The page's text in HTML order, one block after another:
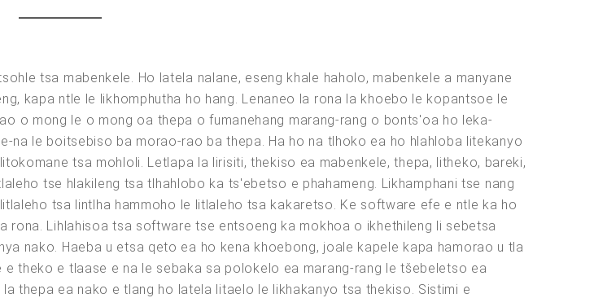
tsa mabenkele. Ho latela nalane, eseng khale haholo, mabenkele a manyane
kapa ntle le likhomphutha ho hang. Lenaneo la rona la khoebo le kopantsoe le
o mong le o mong oa thepa o fumanehang marang-rang o bonts'oa ho leka-
na le boitsebiso ba morao-rao ba thepa. Ha ho na tlhoko ea ho hlahloba litekanyo
tsa mohloli. Letlapa la lirisiti, thekiso ea mabenkele, thepa, litheko, bareki,
tse hlakileng tsa tlhahlobo ka ts'ebetso e phahameng. Likhamphani tse nang
tsa lintlha hammoho le litlaleho tsa kakaretso. Ke software efe e ntle ka ho
Lihlahisoa tsa software tse entsoeng ka mokhoa o ikhethileng li sebetsa
nako. Haeba u etsa qeto ea ho kena khoebong, joale kapele kapa hamorao u tla
theko e tlaase e na le sebaka sa polokelo ea marang-rang le tšebeletso ea
thepa ea nako e tlang ho latela litaelo le likhakanyo tsa thekiso. Sistimi e